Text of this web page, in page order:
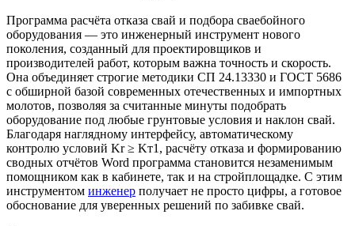
Программа расчёта отказа свай и подбора сваебойного
оборудования — это инженерный инструмент нового
поколения, созданный для проектировщиков и
производителей работ, которым важна точность и скорость.
Она объединяет строгие методики СП 24.13330 и ГОСТ 5686
с обширной базой современных отечественных и импортных
молотов, позволяя за считанные минуты подобрать
оборудование под любые грунтовые условия и наклон свай.
Благодаря наглядному интерфейсу, автоматическому
контролю условий Kr ≥ Kт1, расчёту отказа и формированию
сводных отчётов Word программа становится незаменимым
помощником как в кабинете, так и на стройплощадке. С этим
инструментом инженер получает не просто цифры, а готовое
обоснование для уверенных решений по забивке свай.